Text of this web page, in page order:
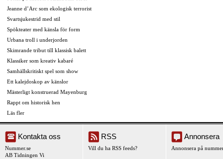
Jeanne d’Arc som ekologisk terrorist
Svartsjukestrid med stil
Spökteater med känsla för form
Urbana troll i underjorden
Skimrande tribut till klassisk balett
Klassiker som kreativ kabaré
Samhällskritiskt spel som show
Ett kalejdoskop av känslor
Mästerligt konstruerad Mayenburg
Rappt om historisk hen
Läs fler
Kontakta oss
Nummer.se
AB Tidningen Vi
RSS
Vill du ha RSS feeds?
Annonsera
Annonsera på